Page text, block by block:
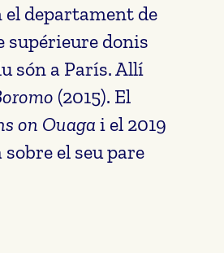
departament de
supérieure donis
són a París. Allí
(2015). El
on Ouaga i el 2019
el seu pare